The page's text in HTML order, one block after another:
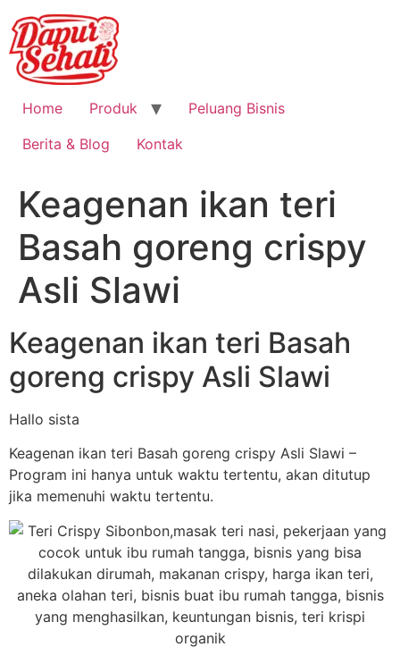
Home Produk
Peluang Bisnis
Berita & Blog
Kontak
Keagenan ikan teri
Basah goreng crispy
Asli Slawi
Keagenan ikan teri Basah
goreng crispy Asli Slawi
Hallo sista
Keagenan ikan teri Basah goreng crispy Asli Slawi –
Program ini hanya untuk waktu tertentu, akan ditutup
jika memenuhi waktu tertentu.